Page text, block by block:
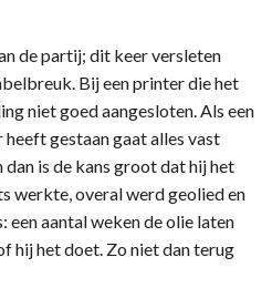
de partij; dit keer versleten
Bij een printer die het
niet goed aangesloten. Als een
gestaan gaat alles vast
is de kans groot dat hij het
werkte, overal werd geolied en
een aantal weken de olie laten
hij het doet. Zo niet dan terug